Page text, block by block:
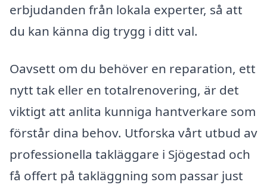
erbjudanden från lokala experter, så att
du kan känna dig trygg i ditt val.
Oavsett om du behöver en reparation, ett
nytt tak eller en totalrenovering, är det
viktigt att anlita kunniga hantverkare som
förstår dina behov. Utforska vårt utbud av
professionella takläggare i Sjögestad och
få offert på takläggning som passar just